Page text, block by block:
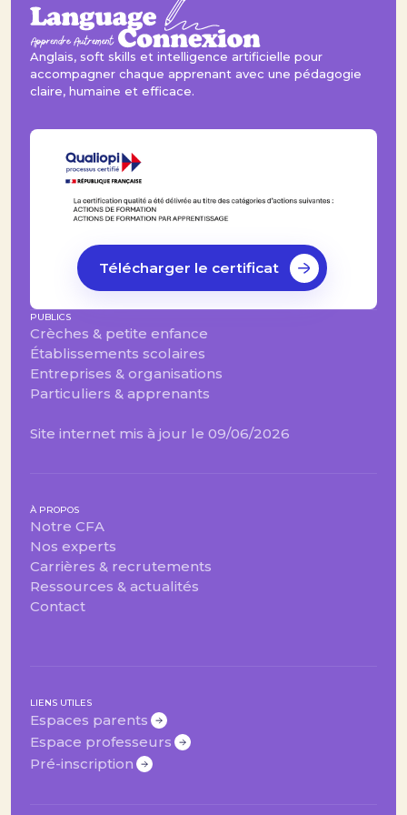
de formation, avec une approche structurée,
humaine et orientée progression durable.
Anglais, soft skills et intelligence artificielle pour
accompagner chaque apprenant avec une pédagogie
claire, humaine et efficace.
Télécharger le certificat
PUBLICS
Crèches & petite enfance
Établissements scolaires
Entreprises & organisations
Particuliers & apprenants
Site internet mis à jour le 09/06/2026
À PROPOS
Notre CFA
Nos experts
Carrières & recrutements
Ressources & actualités
Contact
LIENS UTILES
Espaces parents
Espace professeurs
Pré-inscription